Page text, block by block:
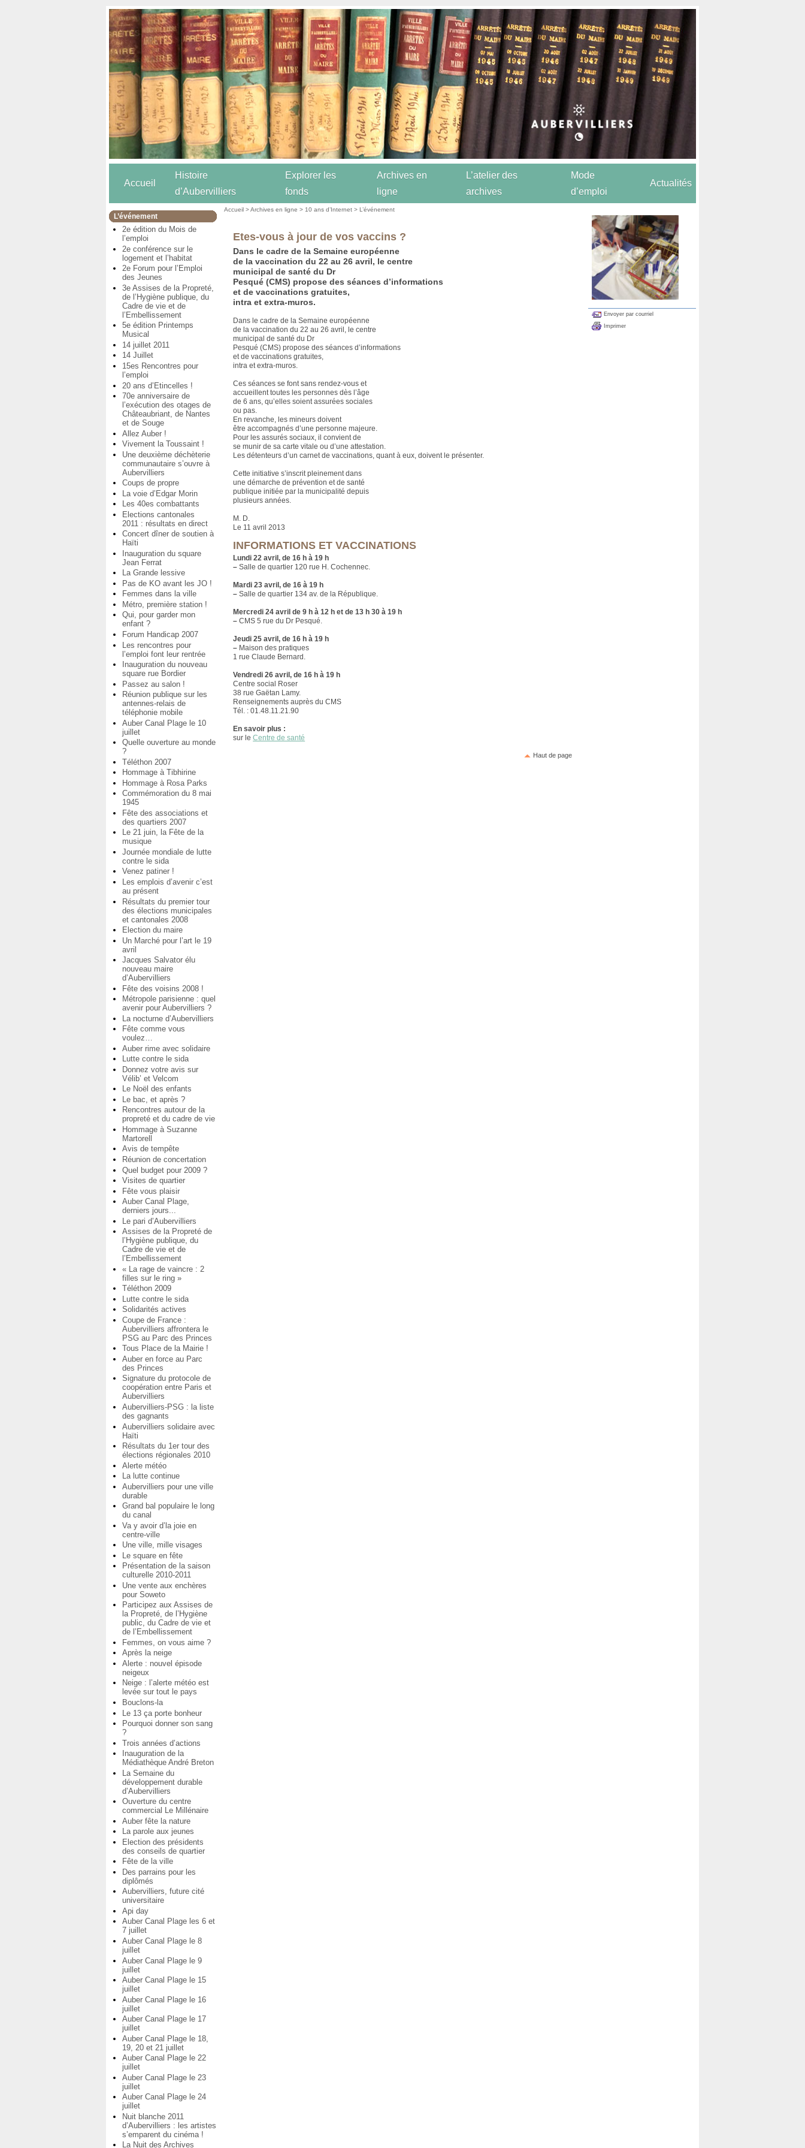
Accueil
Histoire
d’Aubervilliers
Explorer les
fonds
Archives en
ligne
L’atelier des
archives
Mode
d’emploi
Actualités
L’événement
2e édition du Mois de
l’emploi
2e conférence sur le
logement et l’habitat
2e Forum pour l’Emploi
des Jeunes
3e Assises de la Propreté,
de l’Hygiène publique, du
Cadre de vie et de
l’Embellissement
5e édition Printemps
Musical
14 juillet 2011
14 Juillet
15es Rencontres pour
l’emploi
20 ans d’Etincelles !
70e anniversaire de
l’exécution des otages de
Châteaubriant, de Nantes
et de Souge
Allez Auber !
Vivement la Toussaint !
Une deuxième déchèterie
communautaire s’ouvre à
Aubervilliers
Coups de propre
La voie d’Edgar Morin
Les 40es combattants
Elections cantonales
2011 : résultats en direct
Concert dîner de soutien à
Haïti
Inauguration du square
Jean Ferrat
La Grande lessive
Pas de KO avant les JO !
Femmes dans la ville
Métro, première station !
Qui, pour garder mon
enfant ?
Forum Handicap 2007
Les rencontres pour
l’emploi font leur rentrée
Inauguration du nouveau
square rue Bordier
Passez au salon !
Réunion publique sur les
antennes-relais de
téléphonie mobile
Auber Canal Plage le 10
juillet
Quelle ouverture au monde
?
Téléthon 2007
Hommage à Tibhirine
Hommage à Rosa Parks
Commémoration du 8 mai
1945
Fête des associations et
des quartiers 2007
Le 21 juin, la Fête de la
musique
Journée mondiale de lutte
contre le sida
Venez patiner !
Les emplois d’avenir c’est
au présent
Résultats du premier tour
des élections municipales
et cantonales 2008
Election du maire
Un Marché pour l’art le 19
avril
Jacques Salvator élu
nouveau maire
d’Aubervilliers
Fête des voisins 2008 !
Métropole parisienne : quel
avenir pour Aubervilliers ?
La nocturne d’Aubervilliers
Fête comme vous
voulez…
Auber rime avec solidaire
Lutte contre le sida
Donnez votre avis sur
Vélib’ et Velcom
Le Noël des enfants
Le bac, et après ?
Rencontres autour de la
propreté et du cadre de vie
Hommage à Suzanne
Martorell
Avis de tempête
Réunion de concertation
Quel budget pour 2009 ?
Visites de quartier
Fête vous plaisir
Auber Canal Plage,
derniers jours...
Le pari d’Aubervilliers
Assises de la Propreté de
l’Hygiène publique, du
Cadre de vie et de
l’Embellissement
« La rage de vaincre : 2
filles sur le ring »
Téléthon 2009
Lutte contre le sida
Solidarités actives
Coupe de France :
Aubervilliers affrontera le
PSG au Parc des Princes
Tous Place de la Mairie !
Auber en force au Parc
des Princes
Signature du protocole de
coopération entre Paris et
Aubervilliers
Aubervilliers-PSG : la liste
des gagnants
Aubervilliers solidaire avec
Haïti
Résultats du 1er tour des
élections régionales 2010
Alerte météo
La lutte continue
Aubervilliers pour une ville
durable
Grand bal populaire le long
du canal
Va y avoir d’la joie en
centre-ville
Une ville, mille visages
Le square en fête
Présentation de la saison
culturelle 2010-2011
Une vente aux enchères
pour Soweto
Participez aux Assises de
la Propreté, de l’Hygiène
public, du Cadre de vie et
de l’Embellissement
Femmes, on vous aime ?
Après la neige
Alerte : nouvel épisode
neigeux
Neige : l’alerte météo est
levée sur tout le pays
Bouclons-la
Le 13 ça porte bonheur
Pourquoi donner son sang
?
Trois années d’actions
Inauguration de la
Médiathèque André Breton
La Semaine du
développement durable
d’Aubervilliers
Ouverture du centre
commercial Le Millénaire
Auber fête la nature
La parole aux jeunes
Election des présidents
des conseils de quartier
Fête de la ville
Des parrains pour les
diplômés
Aubervilliers, future cité
universitaire
Api day
Auber Canal Plage les 6 et
7 juillet
Auber Canal Plage le 8
juillet
Auber Canal Plage le 9
juillet
Auber Canal Plage le 15
juillet
Auber Canal Plage le 16
juillet
Auber Canal Plage le 17
juillet
Auber Canal Plage le 18,
19, 20 et 21 juillet
Auber Canal Plage le 22
juillet
Auber Canal Plage le 23
juillet
Auber Canal Plage le 24
juillet
Nuit blanche 2011
d’Aubervilliers : les artistes
s’emparent du cinéma !
La Nuit des Archives
Accueil >Archives en ligne > 10 ans d’Internet >L’événement
Etes-vous à jour de vos vaccins ?
Dans le cadre de la Semaine européenne
de la vaccination du 22 au 26 avril, le centre
municipal de santé du Dr
Pesqué (CMS) propose des séances d’informations
et de vaccinations gratuites,
intra et extra-muros.
Dans le cadre de la Semaine européenne
de la vaccination du 22 au 26 avril, le centre
municipal de santé du Dr
Pesqué (CMS) propose des séances d’informations
et de vaccinations gratuites,
intra et extra-muros.
Ces séances se font sans rendez-vous et
accueillent toutes les personnes dès l’âge
de 6 ans, qu’elles soient assurées sociales
ou pas.
En revanche, les mineurs doivent
être accompagnés d’une personne majeure.
Pour les assurés sociaux, il convient de
se munir de sa carte vitale ou d’une attestation.
Les détenteurs d’un carnet de vaccinations, quant à eux, doivent le présenter.
Cette initiative s’inscrit pleinement dans
une démarche de prévention et de santé
publique initiée par la municipalité depuis
plusieurs années.
M. D.
Le 11 avril 2013
INFORMATIONS ET VACCINATIONS
Lundi 22 avril, de 16 h à 19 h
– Salle de quartier 120 rue H. Cochennec.
Mardi 23 avril, de 16 à 19 h
– Salle de quartier 134 av. de la République.
Mercredi 24 avril de 9 h à 12 h et de 13 h 30 à 19 h
– CMS 5 rue du Dr Pesqué.
Jeudi 25 avril, de 16 h à 19 h
– Maison des pratiques
1 rue Claude Bernard.
Vendredi 26 avril, de 16 h à 19 h
Centre social Roser
38 rue Gaëtan Lamy.
Renseignements auprès du CMS
Tél. : 01.48.11.21.90
En savoir plus :
sur leCentre de santé
Haut de page
Envoyer par courriel
Imprimer